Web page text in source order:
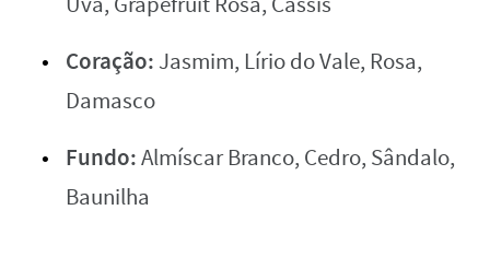
Coração: Jasmim, Lírio do Vale, Rosa,
Damasco
Fundo:Almíscar Branco, Cedro, Sândalo,
Baunilha